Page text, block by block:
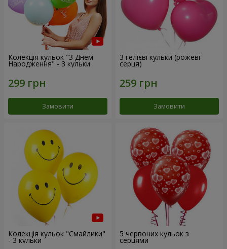
Колекція кульок "З Днем
Народження" - 3 кульки
Замовити
3 гелієві кульки (рожеві
серця)
Замовити
Колекція кульок "Смайлики"
- 3 кульки
5 червоних кульок з
серцями